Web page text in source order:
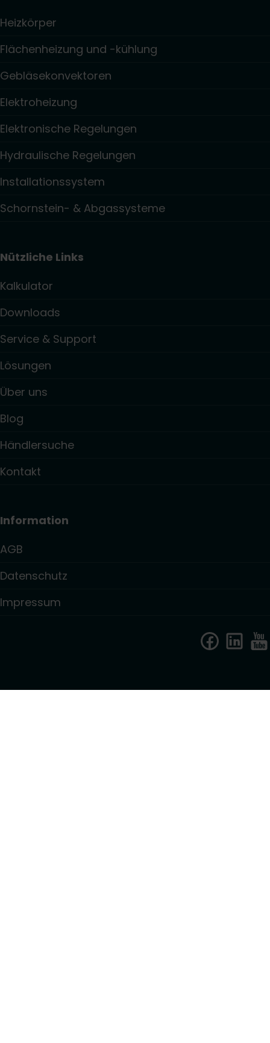
Heizkörper
Flächenheizung und -kühlung
Gebläsekonvektoren
Elektroheizung
Elektronische Regelungen
Hydraulische Regelungen
Installationssystem
Schornstein- & Abgassysteme
Nützliche Links
Kalkulator
Downloads
Service & Support
Lösungen
Über uns
Blog
Händlersuche
Kontakt
Information
AGB
Datenschutz
Impressum